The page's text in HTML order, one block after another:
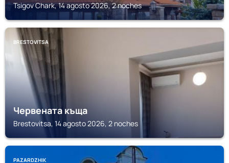
Tsigov Chark, 14 agosto 2026, 2 noches
BRESTOVITSA
Червената къща
Brestovitsa, 14 agosto 2026, 2 noches
PAZARDZHIK